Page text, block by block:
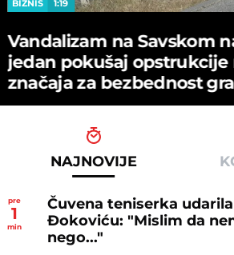
BIZNIS 1:19
Vandalizam na Savskom
јedan pokušaј
značaјa za bezbednost
NAJNOVIJE
pre
1
min
Čuvena teniserka
Đokoviću: "Mislim da
nego..."